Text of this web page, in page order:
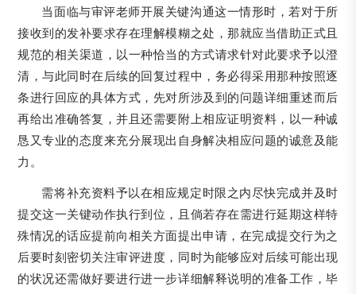
当面临与审评老师开展关键沟通这一情形时，若对于所
接收到的发补要求存在理解模糊之处，那就应当借助正式且
规范的相关渠道，以一种恰当的方式请求针对此要求予以澄
清，与此同时在后续的回复过程中，务必得采用那种按照逐
条进行回应的具体方式，先对所涉及到的问题详细重述而后
再给出准确答复，并且还需要附上相应证明资料，以一种诚
恳又专业的态度来充分展现出自身解决相应问题的诚意及能
力。
需将补充资料予以在相应规定时限之内尽快完成并及时
提交这一关键动作执行到位，且倘若存在需进行延期这样特
殊情况的话应提前向相关方面提出申请，在完成提交行为之
后要时刻密切关注审评进度，同时为能够应对后续可能出现
的状况还需做好要进行进一步详细解释说明的准备工作，毕